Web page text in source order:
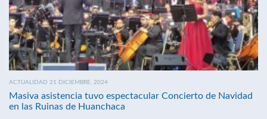
ACTUALIDAD 21 DICIEMBRE, 2024
Masiva asistencia tuvo espectacular Concierto de Navidad
en las Ruinas de Huanchaca